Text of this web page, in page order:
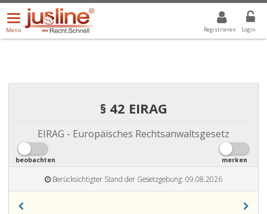
Registrieren Login
Menü
öffnen/schließen
Menü
ALLE DROPDOWN: GEWÄHLTER WERT IST ALLE
§ 42 EIRAG
EIRAG - Europäisches Rechtsanwaltsgesetz
beobachten merken
Berücksichtigter Stand der Gesetzgebung: 09.08.2026